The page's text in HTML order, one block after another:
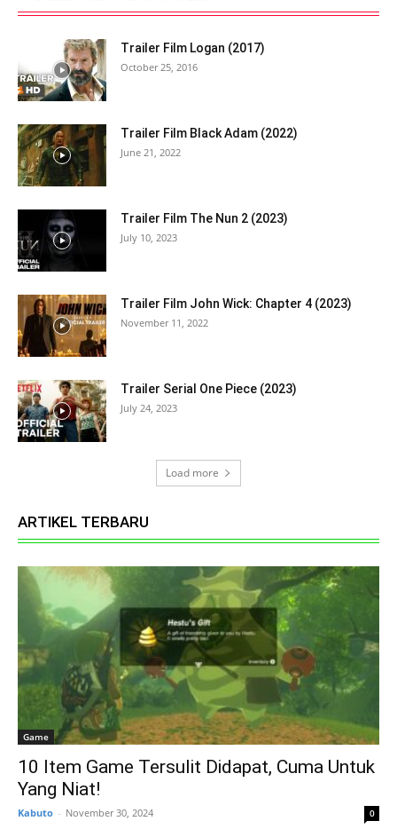
Trailer Film Logan (2017)
October 25, 2016
Trailer Film Black Adam (2022)
June 21, 2022
Trailer Film The Nun 2 (2023)
July 10, 2023
Trailer Film John Wick: Chapter 4 (2023)
November 11, 2022
Trailer Serial One Piece (2023)
July 24, 2023
Load more
ARTIKEL TERBARU
Game
10 Item Game Tersulit Didapat, Cuma Untuk
Yang Niat!
Kabuto - November 30, 2024 0